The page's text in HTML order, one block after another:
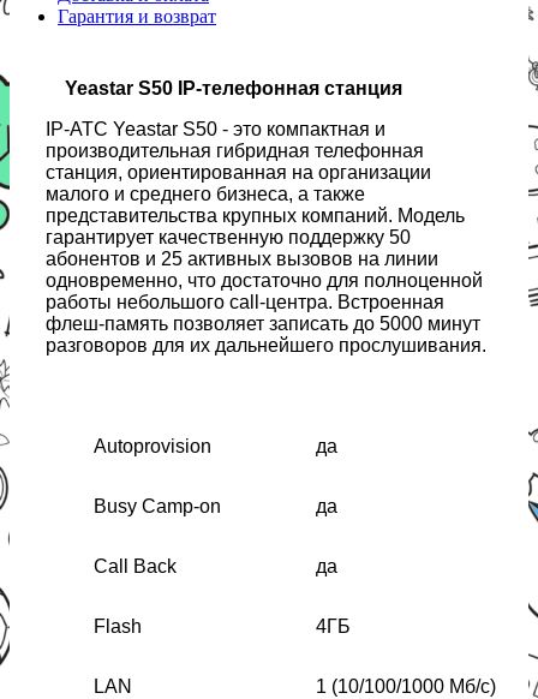
Гарантия и возврат
Yeastar S50 IP-телефонная станция
IP-АТС Yeastar S50 - это компактная и
производительная гибридная телефонная
станция, ориентированная на организации
малого и среднего бизнеса, а также
представительства крупных компаний. Модель
гарантирует качественную поддержку 50
абонентов и 25 активных вызовов на линии
одновременно, что достаточно для полноценной
работы небольшого call-центра. Встроенная
флеш-память позволяет записать до 5000 минут
разговоров для их дальнейшего прослушивания.
Autoprovision да
Busy Camp-on да
Call Back да
Flash 4ГБ
LAN 1 (10/100/1000 Мб/с)